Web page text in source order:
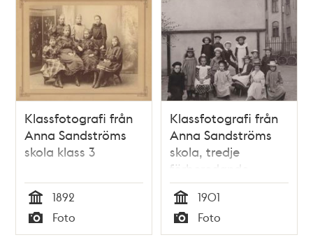
Klassfotografi från
Anna Sandströms
skola klass 3
Tid
1892
Typ
Foto
Klassfotografi från
Anna Sandströms
skola, tredje
förberedande
klassen.
Tid
1901
Typ
Foto